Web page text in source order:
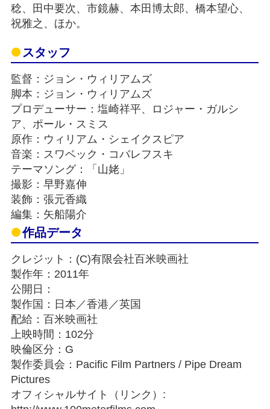
稔、田中要次、市鏡赫、本田博太郎、橋本望心、
祝雅之、ほか。
スタッフ
監督：ジョン・ウィリアムズ
脚本：ジョン・ウィリアムズ
プロデューサー：塩崎祥平、ロジャー・ガルシ
ア、ポール・スミス
原作：ウィリアム・シェイクスピア
音楽：スワベック・コバレフスキ
テーマソング：「山姥」
撮影：早野嘉伸
装飾：張元香織
編集：矢船陽介
作品データ
クレジット：(C)有限会社百米映画社
製作年：2011年
公開日：
製作国：日本／香港／英国
配給：百米映画社
上映時間：102分
映倫区分：G
製作委員会：Pacific Film Partners / Pipe Dream
Pictures
オフィシャルサイト（リンク）: